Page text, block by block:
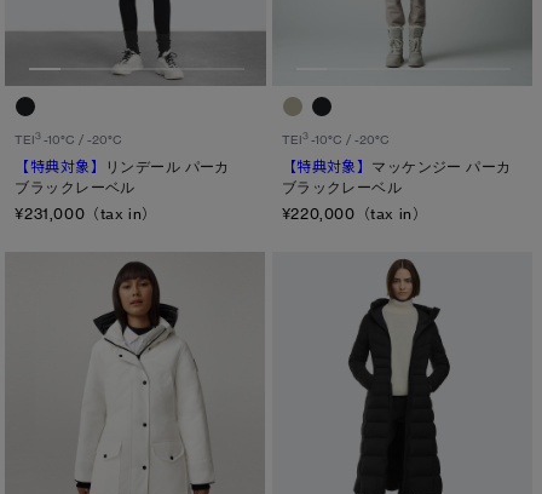
TEI3 -10°C / -20°C
【特典対象】
リンデール パーカ
ブラックレーベル
¥231,000（tax in）
TEI3-10°C / -20°C
【特典対象】 マッケンジー パーカ
ブラックレーベル
¥220,000（tax in）